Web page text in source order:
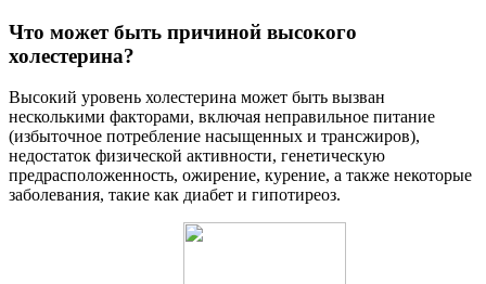
Что может быть причиной высокого
холестерина?
Высокий уровень холестерина может быть вызван
несколькими факторами, включая неправильное питание
(избыточное потребление насыщенных и трансжиров),
недостаток физической активности, генетическую
предрасположенность, ожирение, курение, а также некоторые
заболевания, такие как диабет и гипотиреоз.